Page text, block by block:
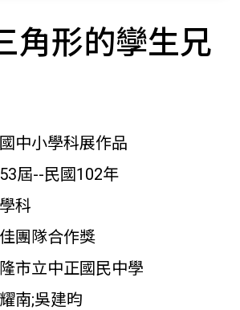
角形的孿生兄
中小學科展作品
屆--民國102年
科
團隊合作獎
市立中正國民中學
南;吳建昀